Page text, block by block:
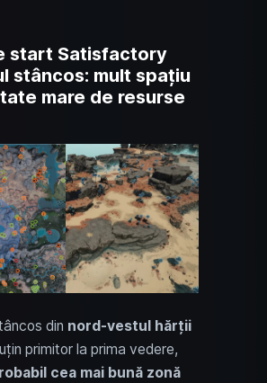
start Satisfactory
stâncos: mult spațiu
mare de resurse
din nord-vestul hărții
primitor la prima vedere,
cea mai bună zonă